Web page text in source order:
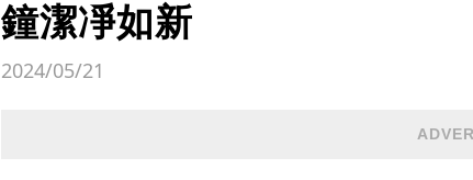
鐘潔凈如新
2024/05/21